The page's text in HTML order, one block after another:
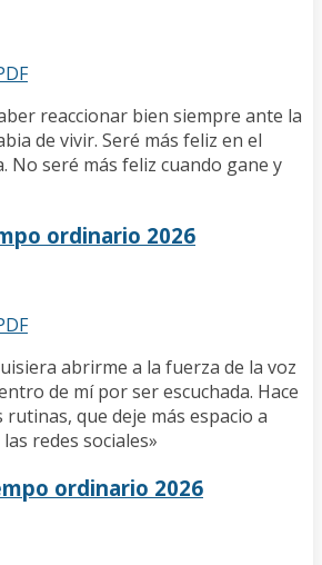
reaccionar bien siempre ante la
de vivir. Seré más feliz en el
No seré más feliz cuando gane y
ordinario 2026
abrirme a la fuerza de la voz
de mí por ser escuchada. Hace
que deje más espacio a
redes sociales»
ordinario 2026